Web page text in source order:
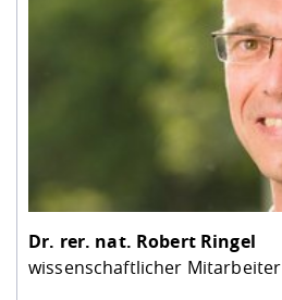
Dr. rer. nat. Robert Ringel
wissenschaftlicher Mitarbeiter